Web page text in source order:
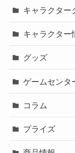
キャラクター
キャラクター
グッズ
ゲームセンタ
コラム
プライズ